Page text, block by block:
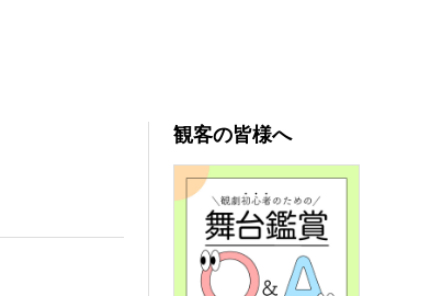
観客の皆様へ